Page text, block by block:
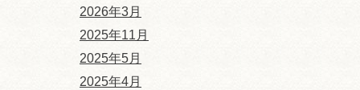
2026年3月
2025年11月
2025年5月
2025年4月